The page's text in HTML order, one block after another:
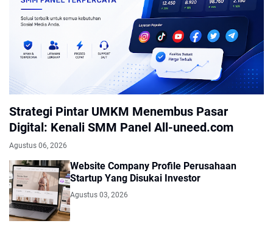
Strategi Pintar UMKM Menembus Pasar
Digital: Kenali SMM Panel All-uneed.com
Agustus 06, 2026
Website Company Profile Perusahaan
Startup Yang Disukai Investor
Agustus 03, 2026